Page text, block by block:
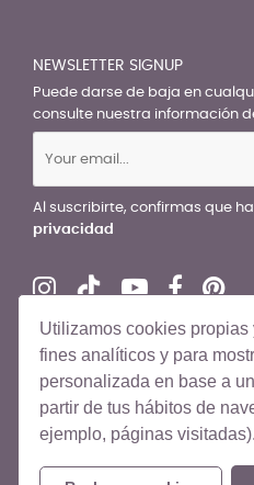
Utilizamos cookies propias
fines analíticos y para
personalizada en base a
partir de tus hábitos de
ejemplo, páginas visitadas).
NEWSLETTER SIGNUP
Puede darse de baja en
consulte nuestra información
Al suscribirte, confirmas que
privacidad
© El Recién Nacido 2026. Todos